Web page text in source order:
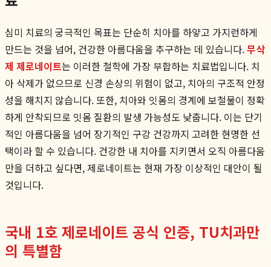
심미 치료의 궁극적인 목표는 단순히 치아를 하얗고 가지런하게
만드는 것을 넘어, 건강한 아름다움을 추구하는 데 있습니다.무삭
제 제로네이트는 이러한 철학에 가장 부합하는 치료법입니다. 치
아 삭제가 없으므로 신경 손상의 위험이 없고, 치아의 구조적 안정
성을 해치지 않습니다. 또한, 치아와 잇몸의 경계에 보철물이 정확
하게 안착되므로 잇몸 질환의 발생 가능성도 낮춥니다. 이는 단기
적인 아름다움을 넘어 장기적인 구강 건강까지 고려한 현명한 선
택이라 할 수 있습니다. 건강한 내 치아를 지키면서 오직 아름다움
만을 더하고 싶다면, 제로네이트는 현재 가장 이상적인 대안이 될
것입니다.
국내 1호 제로네이트 공식 인증, TU치과만
의 특별함